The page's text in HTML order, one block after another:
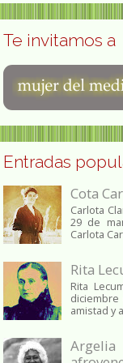
Te invitamos a
Entradas
Cota
Carlota
29 de
Carlota
Rita
Rita
diciembre
amistad y